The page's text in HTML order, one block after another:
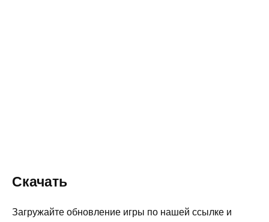
Скачать
Загружайте обновление игры по нашей ссылке и